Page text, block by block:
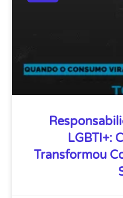
LGBTI+:
Transformou